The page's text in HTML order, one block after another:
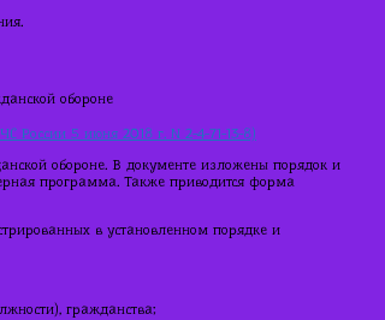
обороне
России 5 июня 2018 г. N 2-4-71-13-8)
обороне. В документе изложены порядок и
программа. Также приводится форма
в установленном порядке и
гражданства;